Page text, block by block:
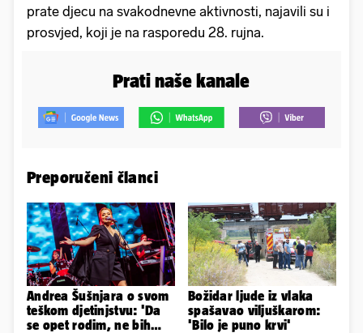
prate djecu na svakodnevne aktivnosti, najavili su i
prosvjed, koji je na rasporedu 28. rujna.
Prati naše kanale
Preporučeni članci
Andrea Šušnjara o svom
teškom djetinjstvu: 'Da
se opet rodim, ne bih
Božidar ljude iz vlaka
spašavao viljuškarom:
'Bilo je puno krvi'